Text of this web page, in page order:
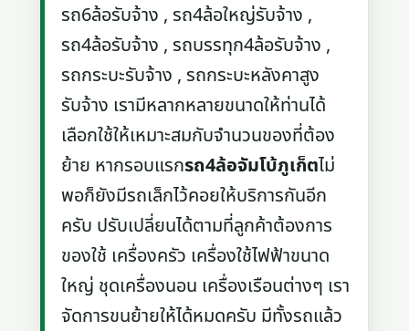
รถ6ล้อรับจ้าง , รถ4ล้อใหญ่รับจ้าง ,
รถ4ล้อรับจ้าง , รถบรรทุก4ล้อรับจ้าง ,
รถกระบะรับจ้าง , รถกระบะหลังคาสูง
รับจ้าง เรามีหลากหลายขนาดให้ท่านได้
เลือกใช้ให้เหมาะสมกับจำนวนของที่ต้อง
ย้าย หากรอบแรกรถ4ล้อจัมโบ้ภูเก็ตไม่
พอก็ยังมีรถเล็กไว้คอยให้บริการกันอีก
ครับ ปรับเปลี่ยนได้ตามที่ลูกค้าต้องการ
ของใช้ เครื่องครัว เครื่องใช้ไฟฟ้าขนาด
ใหญ่ ชุดเครื่องนอน เครื่องเรือนต่างๆ เรา
จัดการขนย้ายให้ได้หมดครับ มีทั้งรถแล้ว